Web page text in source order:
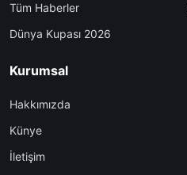
Tüm Haberler
Dünya Kupası 2026
Kurumsal
Hakkımızda
Künye
İletişim